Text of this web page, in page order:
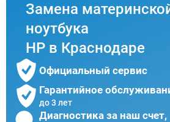
Замена
ноутбука
HP в Краснодаре
Официальный сервис
Гарантийное
до 3 лет
Диагностика за наш счет,